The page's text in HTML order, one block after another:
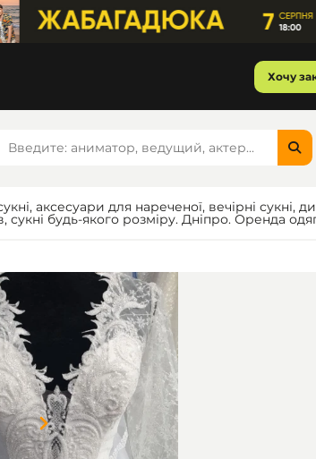
Хочу
аксесуари для нареченої, вечірні сукні,
сукні будь-якого розміру. Дніпро. Оренда
Item
1